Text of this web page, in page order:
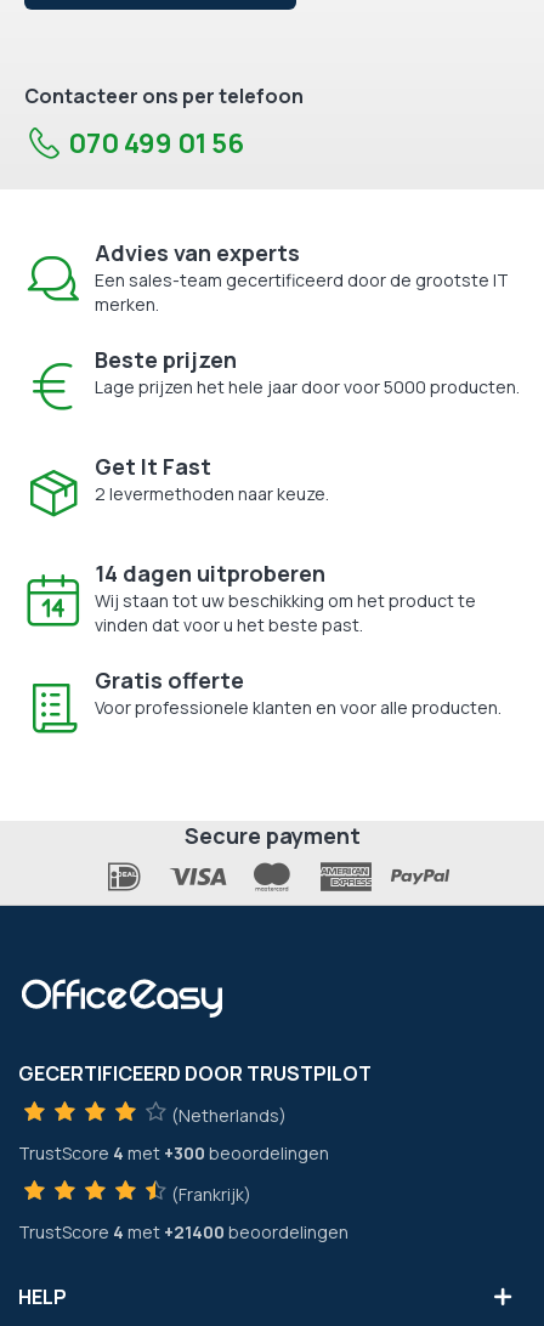
Contacteer ons per telefoon
070 499 01 56
Advies van experts
Een sales-team gecertificeerd door de grootste IT
merken.
Beste prijzen
Lage prijzen het hele jaar door voor 5000 producten.
Get It Fast
2 levermethoden naar keuze.
14 dagen uitproberen
Wij staan tot uw beschikking om het product te
vinden dat voor u het beste past.
Gratis offerte
Voor professionele klanten en voor alle producten.
Secure payment
GECERTIFICEERD DOOR TRUSTPILOT
(Netherlands)
TrustScore 4 met +300 beoordelingen
(Frankrijk)
TrustScore 4 met +21400 beoordelingen
HELP